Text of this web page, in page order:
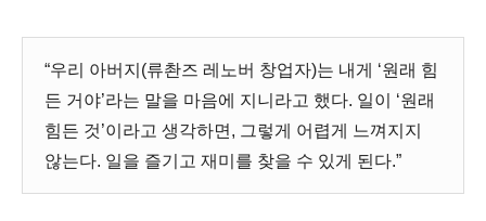
“우리 아버지(류촨즈 레노버 창업자)는 내게 ‘원래 힘
든 거야’라는 말을 마음에 지니라고 했다. 일이 ‘원래
힘든 것’이라고 생각하면, 그렇게 어렵게 느껴지지
않는다. 일을 즐기고 재미를 찾을 수 있게 된다.”